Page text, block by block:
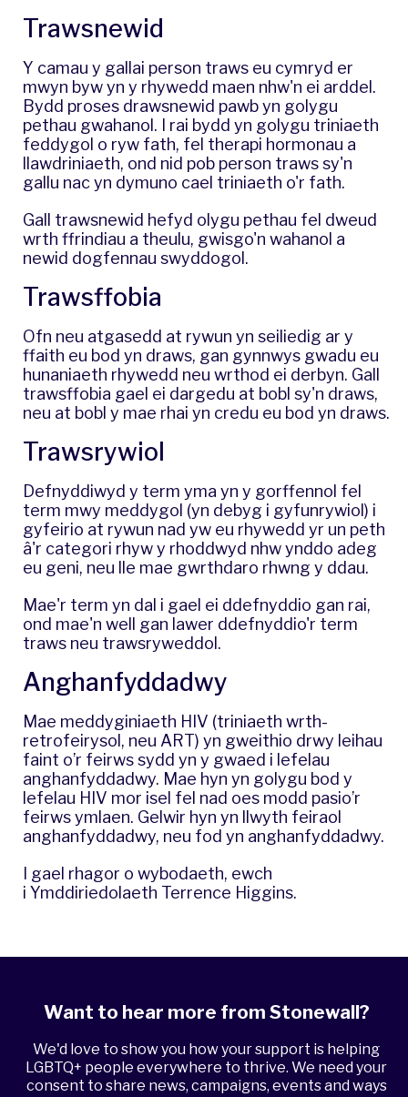
Trawsnewid
Y camau y gallai person traws eu cymryd er
mwyn byw yn y rhywedd maen nhw'n ei arddel.
Bydd proses drawsnewid pawb yn golygu
pethau gwahanol. I rai bydd yn golygu triniaeth
feddygol o ryw fath, fel therapi hormonau a
llawdriniaeth, ond nid pob person traws sy'n
gallu nac yn dymuno cael triniaeth o'r fath.
Gall trawsnewid hefyd olygu pethau fel dweud
wrth ffrindiau a theulu, gwisgo'n wahanol a
newid dogfennau swyddogol.
Trawsffobia
Ofn neu atgasedd at rywun yn seiliedig ar y
ffaith eu bod yn draws, gan gynnwys gwadu eu
hunaniaeth rhywedd neu wrthod ei derbyn. Gall
trawsffobia gael ei dargedu at bobl sy'n draws,
neu at bobl y mae rhai yn credu eu bod yn draws.
Trawsrywiol
Defnyddiwyd y term yma yn y gorffennol fel
term mwy meddygol (yn debyg i gyfunrywiol) i
gyfeirio at rywun nad yw eu rhywedd yr un peth
â'r categori rhyw y rhoddwyd nhw ynddo adeg
eu geni, neu lle mae gwrthdaro rhwng y ddau.
Mae'r term yn dal i gael ei ddefnyddio gan rai,
ond mae'n well gan lawer ddefnyddio'r term
traws neu trawsryweddol.
Anghanfyddadwy
Mae meddyginiaeth HIV (triniaeth wrth-
retrofeirysol, neu ART) yn gweithio drwy leihau
faint o’r feirws sydd yn y gwaed i lefelau
anghanfyddadwy. Mae hyn yn golygu bod y
lefelau HIV mor isel fel nad oes modd pasio’r
feirws ymlaen. Gelwir hyn yn llwyth feiraol
anghanfyddadwy, neu fod yn anghanfyddadwy.
I gael rhagor o wybodaeth, ewch
i Ymddiriedolaeth Terrence Higgins.
Want to hear more from Stonewall?
We'd love to show you how your support is helping
LGBTQ+ people everywhere to thrive. We need your
consent to share news, campaigns, events and ways